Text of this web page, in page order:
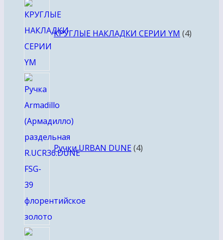
КРУГЛЫЕ НАКЛАДКИ СЕРИИ YM 4
Ручки URBAN DUNE 4